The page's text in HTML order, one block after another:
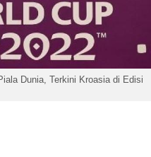
Dunia, Terkini Kroasia di Edisi